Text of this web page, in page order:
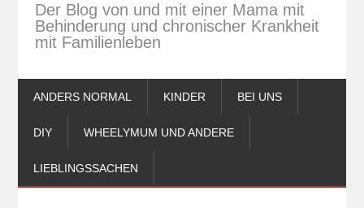
Der Blog von und mit einer Mama mit
Behinderung und chronischer Krankheit
mit Familienleben
ANDERS NORMAL KINDER BEI UNS
DIY WHEELYMUM UND ANDERE
LIEBLINGSSACHEN